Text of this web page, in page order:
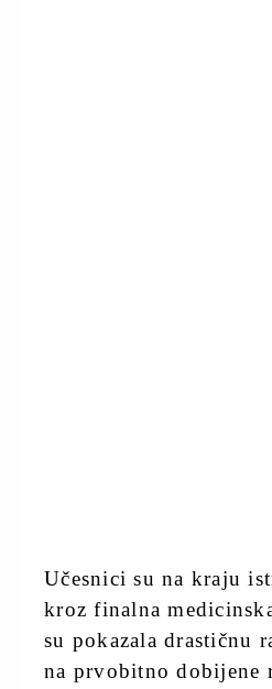
Učesnici su na kraju
kroz finalna
su pokazala drastičnu
na prvobitno dobijene